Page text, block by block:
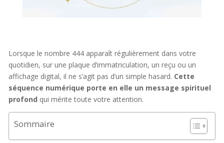
Lorsque le nombre 444 apparaît régulièrement dans votre
quotidien, sur une plaque d’immatriculation, un reçu ou un
affichage digital, il ne s’agit pas d’un simple hasard. Cette
séquence numérique porte en elle un message spirituel
profond qui mérite toute votre attention.
Sommaire